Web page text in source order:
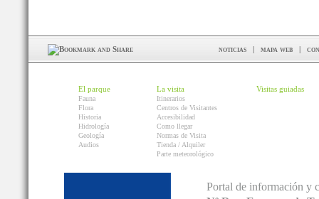
noticias | mapa web |
El parque
Fauna
Flora
Historia
Hidrología
Geología
Audios
La visita
Itinerarios
Centros de Visitantes
Accesibilidad
Como llegar
Normas de Visita
Tienda / Alquiler
Parte meteorológico
Visitas guiadas
Portal de información y